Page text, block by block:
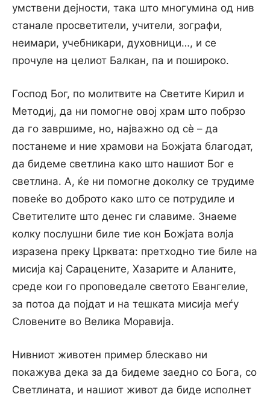
умствени дејности, така што многумина од нив
станале просветители, учители, зографи,
неимари, учебникари, духовници…, и се
прочуле на целиот Балкан, па и пошироко.
Господ Бог, по молитвите на Светите Кирил и
Методиј, да ни помогне овој храм што побрзо
да го завршиме, но, најважно од сè – да
постанеме и ние храмови на Божјата благодат,
да бидеме светлина како што нашиот Бог е
светлина. А, ќе ни помогне доколку се трудиме
повеќе во доброто како што се потрудиле и
Светителите што денес ги славиме. Знаеме
колку послушни биле тие кон Божјата волја
изразена преку Црквата: претходно тие биле на
мисија кај Сарацените, Хазарите и Аланите,
среде кои го проповедале светото Евангелие,
за потоа да појдат и на тешката мисија меѓу
Словените во Велика Моравија.
Нивниот животен пример блескаво ни
покажува дека за да бидеме заедно со Бога, со
Светлината, и нашиот живот да биде исполнет